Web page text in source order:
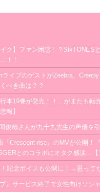
イク】ファン困惑！？SixTONES
！！
ライブのゲストがZeebra、
べき曲は？？
行本19巻が発売！！…がまたも転
報】
俊哉さんが九十九先生の声優を
『Crescent rise』のMVが公開！
とのコラボにオタク感涙…【
！記念ボイスも公開に！→思って
』サービス終了で女性向けソシ